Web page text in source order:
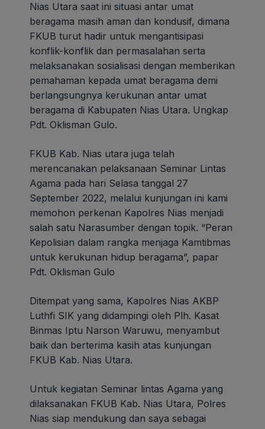
Nias Utara saat ini situasi antar umat
beragama masih aman dan kondusif, dimana
FKUB turut hadir untuk mengantisipasi
konflik-konflik dan permasalahan serta
melaksanakan sosialisasi dengan memberikan
pemahaman kepada umat beragama demi
berlangsungnya kerukunan antar umat
beragama di Kabupaten Nias Utara. Ungkap
Pdt. Oklisman Gulo.
FKUB Kab. Nias utara juga telah
merencanakan pelaksanaan Seminar Lintas
Agama pada hari Selasa tanggal 27
September 2022, melalui kunjungan ini kami
memohon perkenan Kapolres Nias menjadi
salah satu Narasumber dengan topik. “Peran
Kepolisian dalam rangka menjaga Kamtibmas
untuk kerukunan hidup beragama”, papar
Pdt. Oklisman Gulo
Ditempat yang sama, Kapolres Nias AKBP
Luthfi SIK yang didampingi oleh Plh. Kasat
Binmas Iptu Narson Waruwu, menyambut
baik dan berterima kasih atas kunjungan
FKUB Kab. Nias Utara.
Untuk kegiatan Seminar lintas Agama yang
dilaksanakan FKUB Kab. Nias Utara, Polres
Nias siap mendukung dan saya sebagai